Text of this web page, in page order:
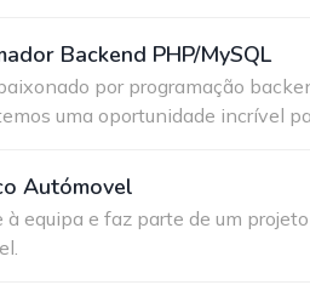
Backend PHP/MySQL
por programação
uma oportunidade incrível
Autómovel
à equipa e faz parte de um